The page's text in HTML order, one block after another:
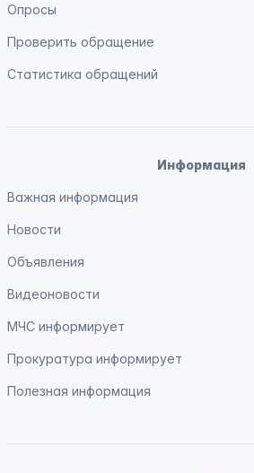
Опросы
Проверить обращение
Статистика обращений
Информация
Важная информация
Новости
Объявления
Видеоновости
МЧС информирует
Прокуратура информирует
Полезная информация